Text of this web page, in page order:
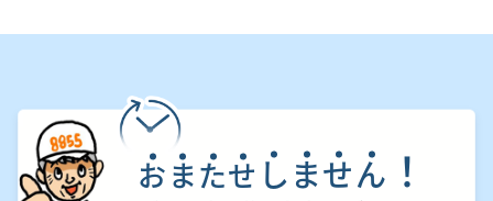
おまたせ し ません ！